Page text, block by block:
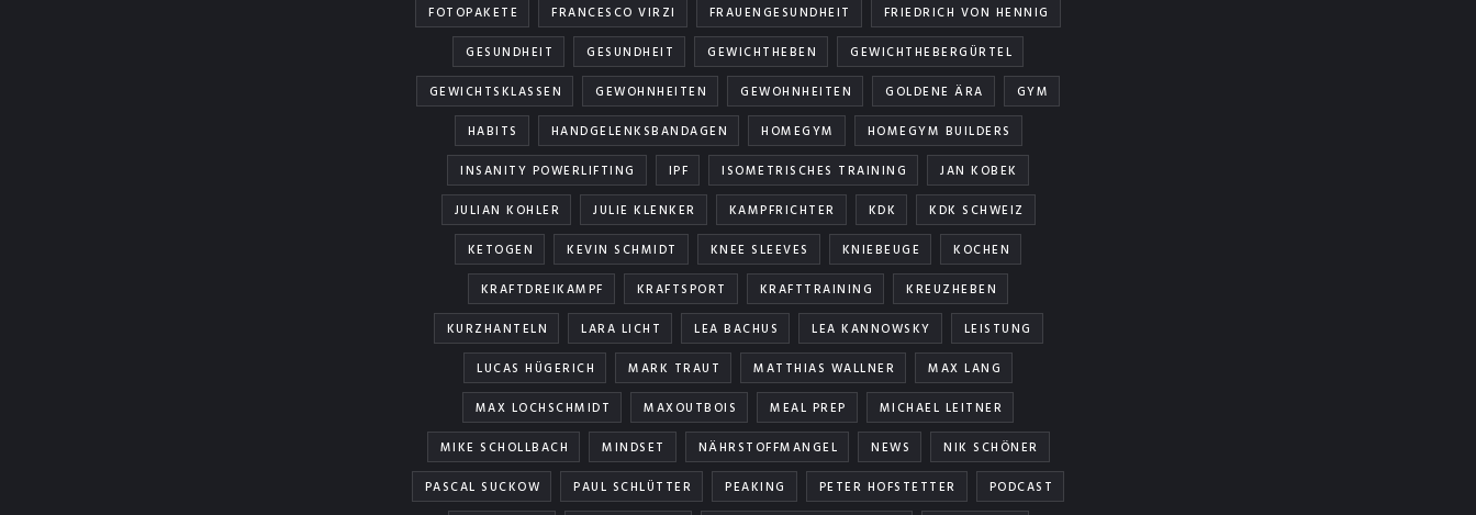
FOTOPAKETE
FRANCESCO VIRZI FRAUENGESUNDHEIT
FRIEDRICH VON HENNIG
GESUNDHEIT
GESUNDHEIT GEWICHTHEBEN
GEWICHTHEBERGÜRTEL
GEWICHTSKLASSEN
GEWOHNHEITEN GEWOHNHEITEN GOLDENE ÄRA
GYM
HABITS
HANDGELENKSBANDAGEN HOMEGYM
HOMEGYM BUILDERS
INSANITY POWERLIFTING
IPF ISOMETRISCHES TRAINING
JAN KOBEK
JULIAN KOHLER
JULIE KLENKER KAMPFRICHTER KDK
KDK SCHWEIZ
KETOGEN
KEVIN SCHMIDT KNEE SLEEVES KNIEBEUGE
KOCHEN
KRAFTDREIKAMPF
KRAFTSPORT KRAFTTRAINING
KREUZHEBEN
KURZHANTELN
LARA LICHT LEA BACHUS LEA KANNOWSKY
LEISTUNG
LUCAS HÜGERICH
MARK TRAUT MATTHIAS WALLNER
MAX LANG
MAX LOCHSCHMIDT
MAXOUTBOIS MEAL PREP
MICHAEL LEITNER
MIKE SCHOLLBACH
MINDSET NÄHRSTOFFMANGEL NEWS
NIK SCHÖNER
PASCAL SUCKOW
PAUL SCHLÜTTER PEAKING PETER HOFSTETTER
PODCAST